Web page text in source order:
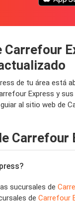
de tu área está
Express y
al sitio web de
Carrefour
sucursales de
de Carrefour